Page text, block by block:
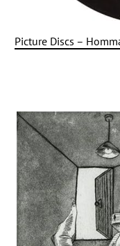
Picture Discs –